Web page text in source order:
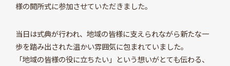
様の開所式に参加させていただきました。
当日は式典が行われ、地域の皆様に支えられながら新たな一
歩を踏み出された温かい雰囲気に包まれていました。
「地域の皆様の役に立ちたい」という想いがとても伝わる、